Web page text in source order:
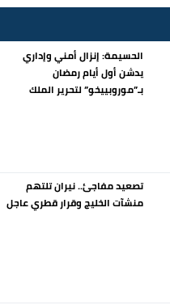
الحسيمة: إنزال أمني وإداري
يدشن أول أيام رمضان
بـ”موروبييخو” لتحرير الملك
تصعيد مفاجئ.. نيران تلتهم
منشآت الخليج وقرار قطري عاجل